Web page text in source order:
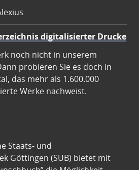
digitalisierter Drucke
noch nicht in unserem
probieren Sie es doch in
das mehr als 1.600.000
Werke nachweist.
Staats- und
Göttingen (SUB) bietet mit